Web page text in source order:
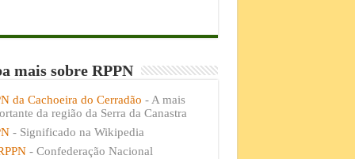
mais sobre RPPN
da Cachoeira do Cerradão - A mais
da região da Serra da Canastra
- Significado na Wikipedia
- Confederação Nacional